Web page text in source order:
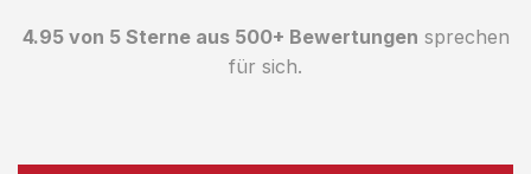
4.95 von 5 Sterne aus 500+ Bewertungen sprechen
für sich.